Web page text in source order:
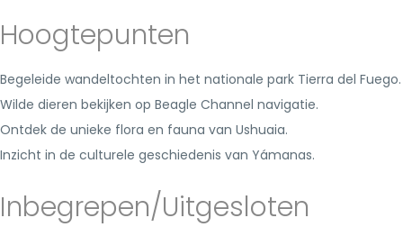
Hoogtepunten
Begeleide wandeltochten in het nationale park Tierra del Fuego.
Wilde dieren bekijken op Beagle Channel navigatie.
Ontdek de unieke flora en fauna van Ushuaia.
Inzicht in de culturele geschiedenis van Yámanas.
Inbegrepen/Uitgesloten